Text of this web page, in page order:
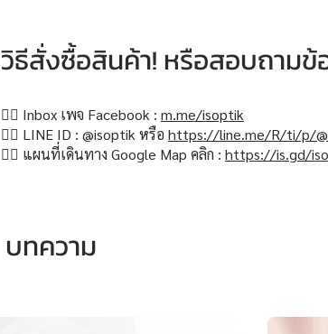
วิธีสั่งซื้อสินค้า! หรือสอบถามข้
👉🏻 Inbox เพจ Facebook : m.me/isoptik
👉🏻 LINE ID : @isoptik หรือ https://line.me/R/ti/p/
👉🏻 แผนที่เดินทาง Google Map คลิก : https://is.gd/
บทความ